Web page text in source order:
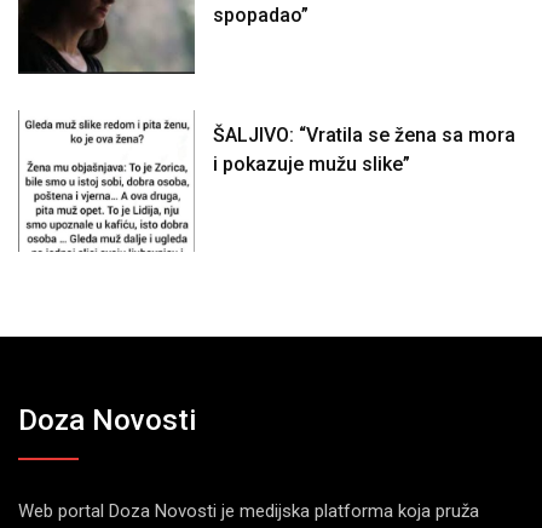
spopadao”
ŠALJIVO: “Vratila se žena sa mora
i pokazuje mužu slike”
Doza Novosti
Web portal Doza Novosti je medijska platforma koja pruža